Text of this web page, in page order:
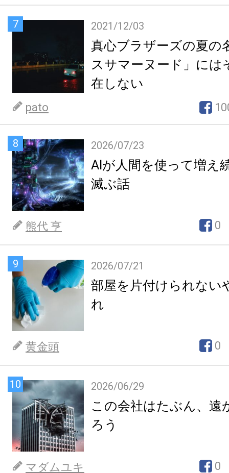
7 2021/12/03
真心ブラザーズの夏の
スサマーヌード」には
在しない
pato
8 2026/07/23
AIが人間を使って増え
滅ぶ話
熊代 亨 0
9 2026/07/21
部屋を片付けられない
れ
黄金頭 0
10 2026/06/29
この会社はたぶん、遠
ろう
マダムユキ 0